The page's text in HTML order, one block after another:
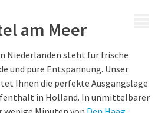
am Meer
Niederlanden steht für frische
und pure Entspannung. Unser
Ihnen die perfekte Ausgangslage
in Holland. In unmittelbarer